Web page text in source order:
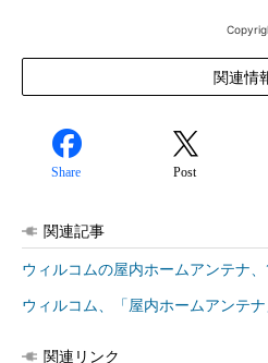
関連情
Share Post
関連記事
ウィルコムの屋内ホームアンテナ
ウィルコム、「屋内ホームアンテ
関連リンク